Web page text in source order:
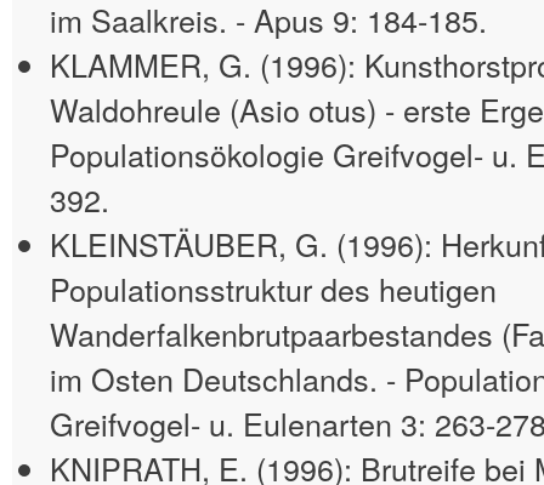
im Saalkreis. - Apus 9: 184-185.
KLAMMER, G. (1996):
Waldohreule (Asio otus) - erste
Populationsökologie Greifvogel- u.
392.
KLEINSTÄUBER, G. (1996):
Populationsstruktur des heutigen
Wanderfalkenbrutpaarbestandes
im Osten Deutschlands. -
Greifvogel- u. Eulenarten 3: 263-
KNIPRATH, E. (1996): Brutreife bei